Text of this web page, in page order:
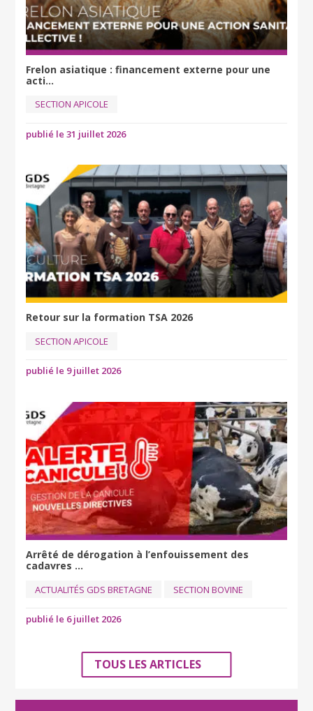
TOUS LES ARTICLES
Frelon asiatique : financement externe pour une
acti...
SECTION APICOLE
publié le 31 juillet 2026
Retour sur la formation TSA 2026
SECTION APICOLE
publié le 9 juillet 2026
Arrêté de dérogation à l’enfouissement des
cadavres ...
ACTUALITÉS GDS BRETAGNE SECTION BOVINE
publié le 6 juillet 2026